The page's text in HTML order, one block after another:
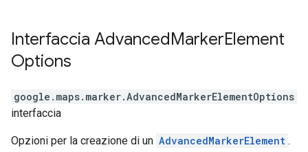
Interfaccia AdvancedMarkerElement
Options
google.maps.marker.AdvancedMarkerElementOptions
interfaccia
Opzioni per la creazione di un AdvancedMarkerElement .